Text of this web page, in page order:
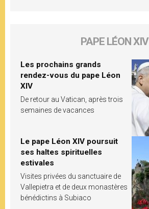
PAPE LÉON XIV
Les prochains grands
rendez-vous du pape Léon
XIV
De retour au Vatican, après trois
semaines de vacances
Le pape Léon XIV poursuit
ses haltes spirituelles
estivales
Visites privées du sanctuaire de
Vallepietra et de deux monastères
bénédictins à Subiaco